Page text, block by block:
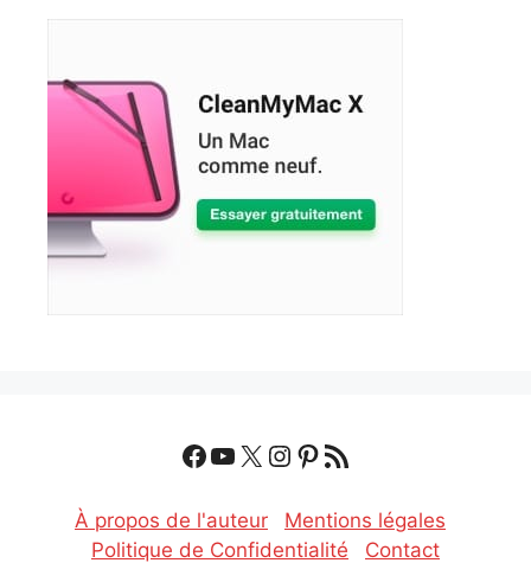
Facebook
YouTube
X Instagram
Pinterest
Flux RSS
À propos de l'auteur
Mentions légales
Politique de Confidentialité
Contact